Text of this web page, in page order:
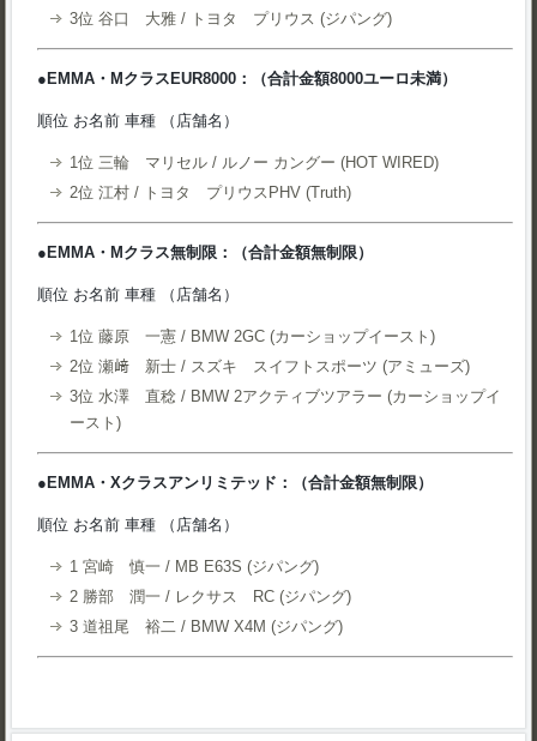
3位 谷口 大雅 / トヨタ プリウス (ジパング)
●EMMA・MクラスEUR8000：（合計金額8000ユーロ未満）
順位 お名前 車種 （店舗名）
1位 三輪 マリセル / ルノー カングー (HOT WIRED)
2位 江村 / トヨタ プリウスPHV (Truth)
●EMMA・Mクラス無制限：（合計金額無制限）
順位 お名前 車種 （店舗名）
1位 藤原 一憲 / BMW 2GC (カーショップイースト)
2位 瀬﨑 新士 / スズキ スイフトスポーツ (アミューズ)
3位 水澤 直稔 / BMW 2アクティブツアラー (カーショップイ
ースト)
●EMMA・Xクラスアンリミテッド：（合計金額無制限）
順位 お名前 車種 （店舗名）
1 宮崎 慎一 / MB E63S (ジパング)
2 勝部 潤一 / レクサス RC (ジパング)
3 道祖尾 裕二 / BMW X4M (ジパング)